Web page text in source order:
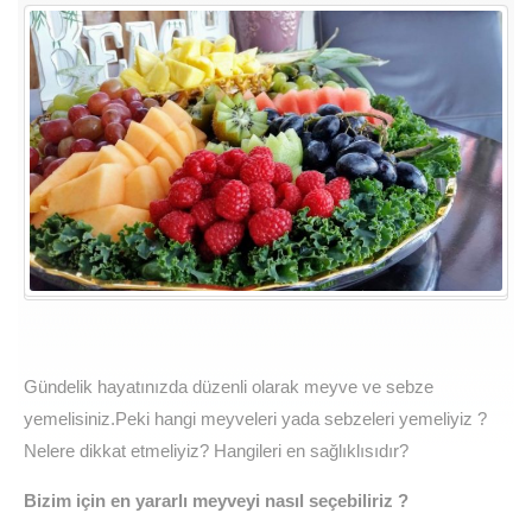
Gündelik hayatınızda düzenli olarak meyve ve sebze
yemelisiniz.Peki hangi meyveleri yada sebzeleri yemeliyiz ?
Nelere dikkat etmeliyiz? Hangileri en sağlıklısıdır?
Bizim için en yararlı meyveyi nasıl seçebiliriz ?